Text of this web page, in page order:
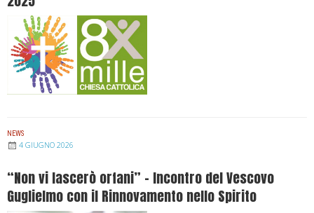
p
a
n
a
i
o
NEWS
4 GIUGNO 2026
“Non vi lascerò orfani” – Incontro del Vescovo
Guglielmo con il Rinnovamento nello Spirito